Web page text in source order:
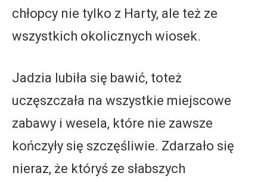
chłopcy nie tylko z Harty, ale też ze
wszystkich okolicznych wiosek.
Jadzia lubiła się bawić, toteż
uczęszczała na wszystkie miejscowe
zabawy i wesela, które nie zawsze
kończyły się szczęśliwie. Zdarzało się
nieraz, że któryś ze słabszych